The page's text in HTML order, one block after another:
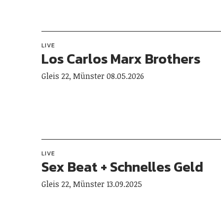
LIVE
Los Carlos Marx Brothers
Gleis 22, Münster 08.05.2026
LIVE
Sex Beat + Schnelles Geld
Gleis 22, Münster 13.09.2025